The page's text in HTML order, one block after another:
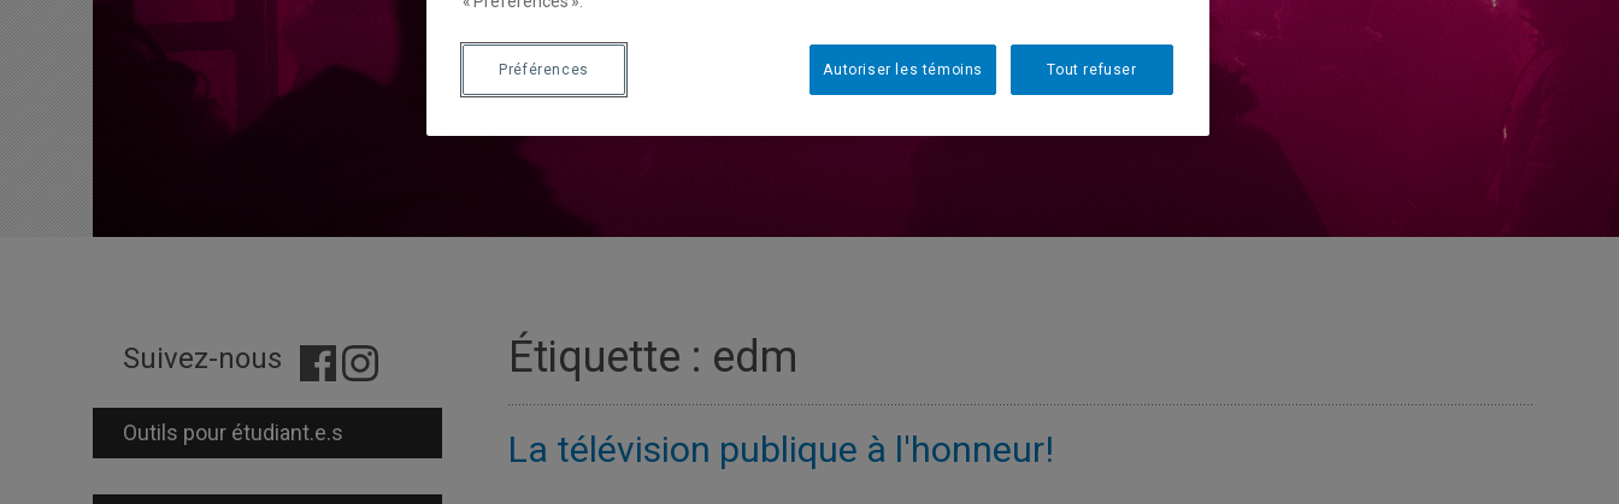
Suivez-nous
Outils pour étudiant.e.s
Étiquette : edm
La télévision publique à l'honneur!
Tout refuser
Autoriser les témoins
Préférences